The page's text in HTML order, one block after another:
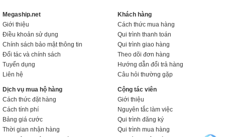
Megaship.net
Giới thiệu
Điều khoản sử dụng
Chính sách bảo mật thông tin
Đối tác và chính sách
Tuyển dụng
Liên hệ
Khách hàng
Cách thức mua hàng
Qui trình thanh toán
Qui trình giao hàng
Theo dõi đơn hàng
Hướng dẫn đổi trả hàng
Câu hỏi thường gặp
Dịch vụ mua hộ hàng
Cách thức đặt hàng
Cách tính phí
Bảng giá cước
Thời gian nhận hàng
Cộng tác viên
Giới thiệu
Nguyên tắc làm việc
Qui trình đăng ký
Qui trình mua hàng